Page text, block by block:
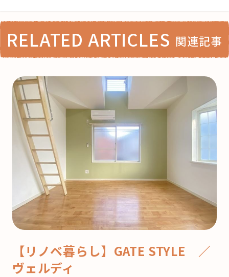
RELATED ARTICLES 関連記事
【リノベ暮らし】GATE STYLE ／
ヴェルディ